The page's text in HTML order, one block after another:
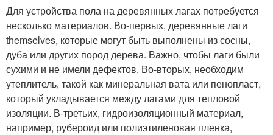
Для устройства пола на деревянных лагах потребуется
несколько материалов. Во-первых, деревянные лаги
themselves, которые могут быть выполнены из сосны,
дуба или других пород дерева. Важно, чтобы лаги были
сухими и не имели дефектов. Во-вторых, необходим
утеплитель, такой как минеральная вата или пенопласт,
который укладывается между лагами для тепловой
изоляции. В-третьих, гидроизоляционный материал,
например, рубероид или полиэтиленовая пленка,